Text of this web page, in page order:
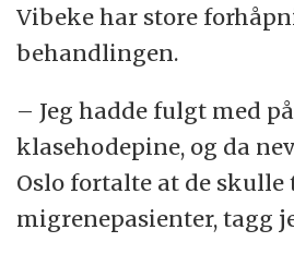
Vibeke har store
behandlingen.
– Jeg hadde fulgt med
klasehodepine, og da
Oslo fortalte at de skulle
migrenepasienter, tagg